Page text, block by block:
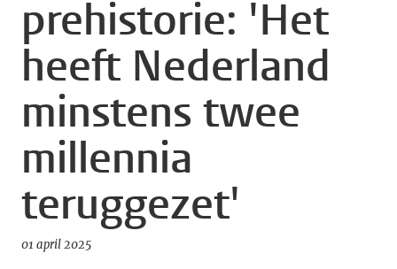
prehistorie: 'Het
heeft Nederland
minstens twee
millennia
teruggezet'
01 april 2025